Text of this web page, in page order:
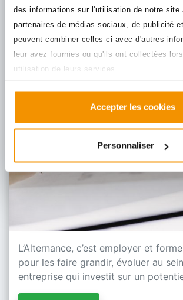
des informations sur l'utilisation de notre site
partenaires de médias sociaux, de publicité
peuvent combiner celles-ci avec d'autres
leur avez fournies ou qu'ils ont collectées
utilisation de leurs services.
Accepter les cookies
Personnaliser
Vous cherchez
l'Alternance
L’Alternance, c’est employer et
pour les faire grandir, évoluer au sein
entreprise qui investit sur un